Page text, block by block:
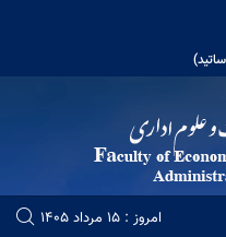
امروز : 15 مرداد 1405